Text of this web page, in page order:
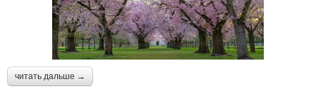
Лимонное дерево Тропическое дерево
читать дальше →